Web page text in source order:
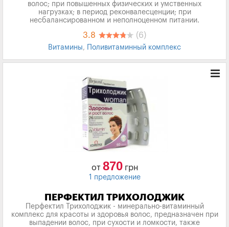
волос; при повышенных физических и умственных
нагрузках; в период реконвалесценции; при
несбалансированном и неполноценном питании.
3.8 (6)
Витамины, Поливитаминный комплекс
от 870грн
1 предложение
ПЕРФЕКТИЛ ТРИХОЛОДЖИК
Перфектил Трихолоджик - минерально-витаминный
комплекс для красоты и здоровья волос, предназначен при
выпадении волос, при сухости и ломкости, также